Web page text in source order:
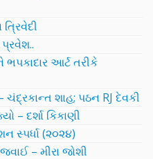
પ્રવેશ..
આર્ટ તરીકે
ચંદ્રકાન્ત શાહ; પઠન RJ દેવકી
– દર્શા કિકાણી
સ્પર્ધા (૨૦૨૪)
– મીરા જોશી